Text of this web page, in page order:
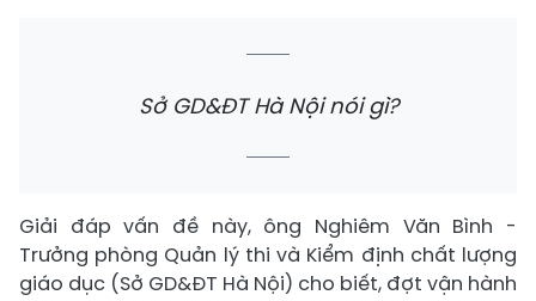
Sở GD&ĐT Hà Nội nói gì?
Giải đáp vấn đề này, ông Nghiêm Văn Bình -
Trưởng phòng Quản lý thi và Kiểm định chất lượng
giáo dục (Sở GD&ĐT Hà Nội) cho biết, đợt vận hành